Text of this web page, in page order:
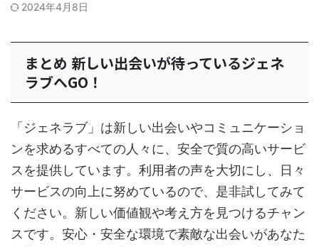
2024年4月8日
まとめ 新しい出会いが待っているジェネ
ラブへGO！
「ジェネラブ」は新しい出会いやコミュニケーショ
ンを求めるすべての人々に、安全で質の高いサービ
スを提供しています。利用者の声を大切にし、日々
サービスの向上に努めているので、是非試してみて
ください。新しい価値観や考え方を見つけるチャン
スです。安心・安全な環境で素敵な出会いがあなた